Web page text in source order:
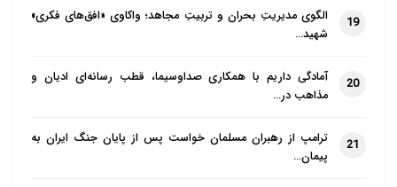
به محصولات غذایی وارداتی از چین را کاهش داده
است.استانداردهای ذبح شرعی
باید مورد توجه قرار گیرد. اگرچه جمعیت قابل توجهی از
مسلمانان در چین زندگی می‌کنند، اما ممکن است فرآیند
اسلام نباشد. این موضوع، اطمینان از حلال بودن
19
الگوی مدیریتِ بحران و تربیتِ مجاهد؛ واکاوی «افق‌های فکری»
شهید…
20
آمادگی داریم با همکاری صداوسیما، قطب رسانه‌ای ادیان و
مذاهب در…
21
ترامپ از رهبران مسلمان خواست پس از پایان جنگ ایران به
پیمان…